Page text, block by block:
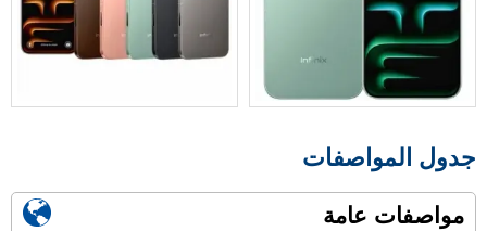
جدول المواصفات
مواصفات عامة